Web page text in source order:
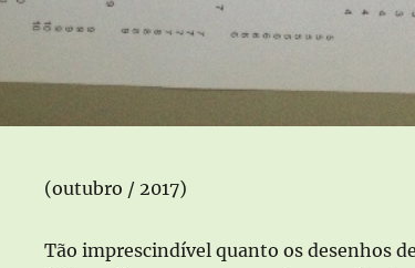
(outubro / 2017)
Tão imprescindível quanto os desenhos